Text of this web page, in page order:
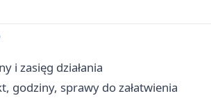
i zasięg działania
godziny, sprawy do załatwienia